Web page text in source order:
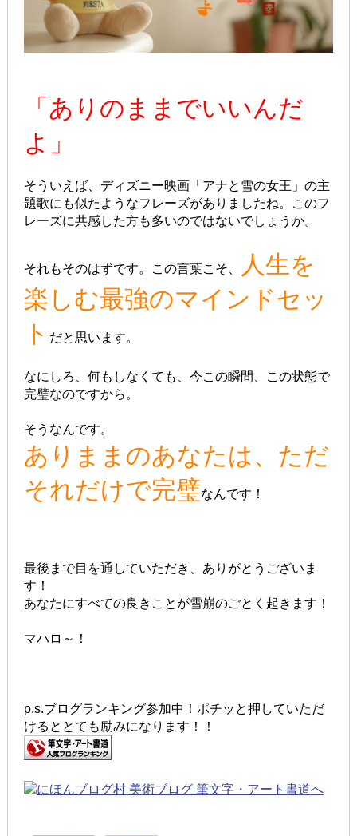
「ありのままでいいんだ
よ」
そういえば、ディズニー映画「アナと雪の女王」の主
題歌にも似たようなフレーズがありましたね。このフ
レーズに共感した方も多いのではないでしょうか。
それもそのはずです。この言葉こそ、
人生を
楽しむ最強のマインドセッ
ト だと思います。
なにしろ、何もしなくても、今この瞬間、この状態で
完璧なのですから。
そうなんです。
ありままのあなたは、ただ
それだけで完璧なんです！
最後まで目を通していただき、ありがとうございま
す！
あなたにすべての良きことが雪崩のごとく起きます！
マハロ～！
p.s.ブログランキング参加中！ポチッと押していただ
けるととても励みになります！！